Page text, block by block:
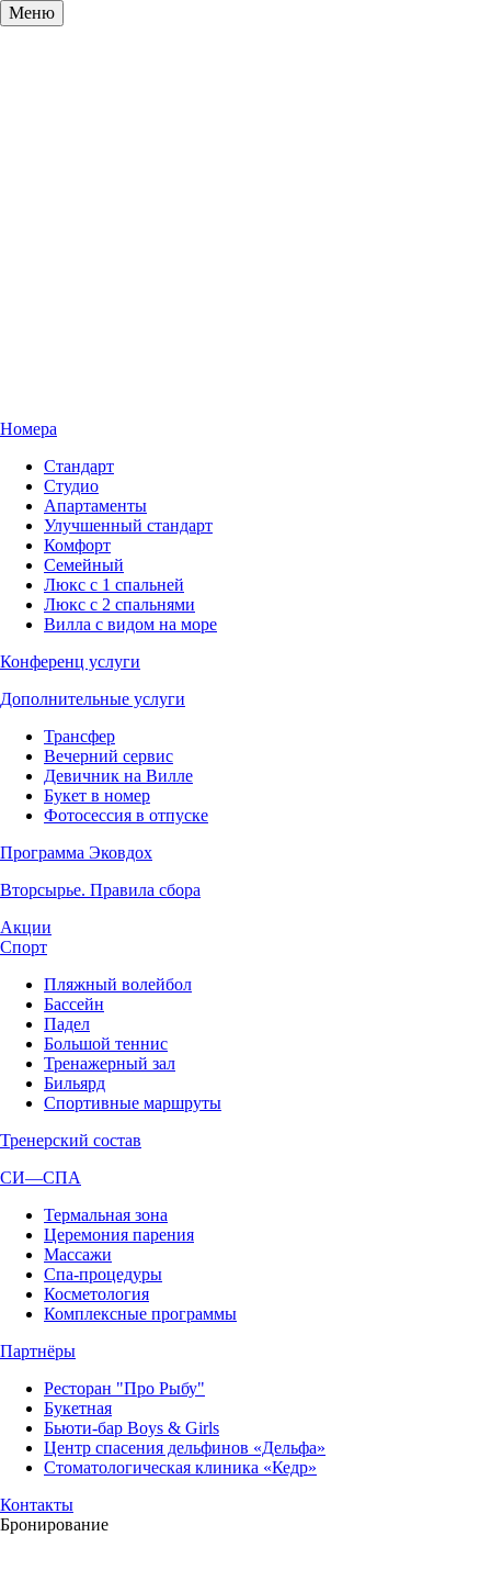
Меню
Номера
Стандарт
Студио
Апартаменты
Улучшенный стандарт
Комфорт
Семейный
Люкс с 1 спальней
Люкс с 2 спальнями
Вилла с видом на море
Конференц услуги
Дополнительные услуги
Трансфер
Вечерний сервис
Девичник на Вилле
Букет в номер
Фотосессия в отпуске
Программа Эковдох
Вторсырье. Правила сбора
Акции
Спорт
Пляжный волейбол
Бассейн
Падел
Большой теннис
Тренажерный зал
Бильярд
Спортивные маршруты
Тренерский состав
СИ—СПА
Термальная зона
Церемония парения
Массажи
Спа-процедуры
Косметология
Комплексные программы
Партнёры
Ресторан "Про Рыбу"
Букетная
Бьюти-бар Boys & Girls
Центр спасения дельфинов «Дельфа»
Стоматологическая клиника «Кедр»
Контакты
Бронирование